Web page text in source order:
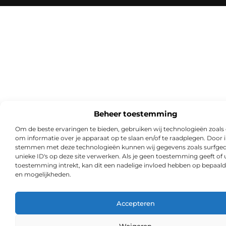
Beheer toestemming
Om de beste ervaringen te bieden, gebruiken wij technologieën zoals
om informatie over je apparaat op te slaan en/of te raadplegen. Door
stemmen met deze technologieën kunnen wij gegevens zoals
unieke ID's op deze site verwerken. Als je geen toestemming geeft of
toestemming intrekt, kan dit een nadelige invloed hebben op
en mogelijkheden.
Accepteren